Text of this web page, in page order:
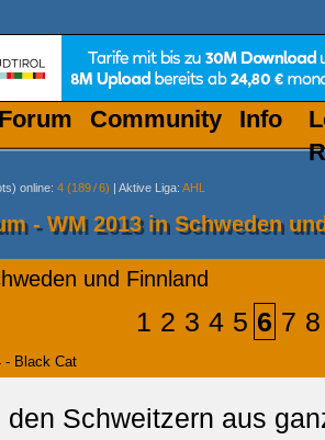
Forum Community
Info
online: 4 (189/6) | Aktive Liga: AHL
- WM 2013 in Schweden
und Finnland
1 2 3 4 5 6 7 8
- Black Cat
den Schweitzern aus